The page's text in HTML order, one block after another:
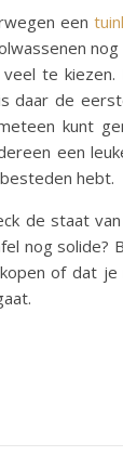
een
te
daar de
kunt
een
hebt.
de staat
nog solide?
of dat